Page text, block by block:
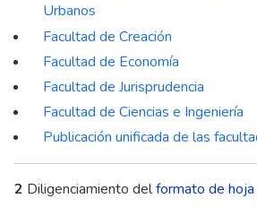
Urbanos
Facultad de Creación
Facultad de Economía
Facultad de Jurisprudencia
Facultad de Ciencias e Ingeniería
Publicación unificada de las
2 Diligenciamiento delformato de